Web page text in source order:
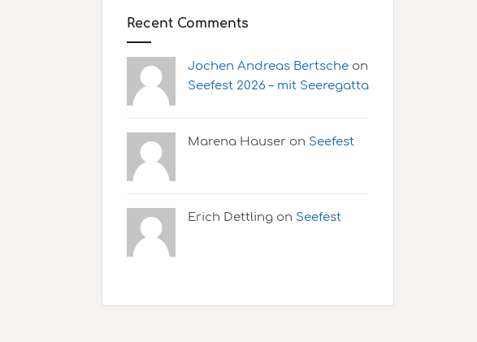
Recent Comments
Jochen Andreas Bertsche on
Seefest 2026 – mit Seeregatta
Marena Hauser on Seefest
Erich Dettling on Seefest